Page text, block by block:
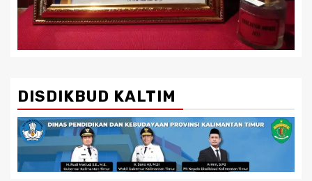
DISDIKBUD KALTIM